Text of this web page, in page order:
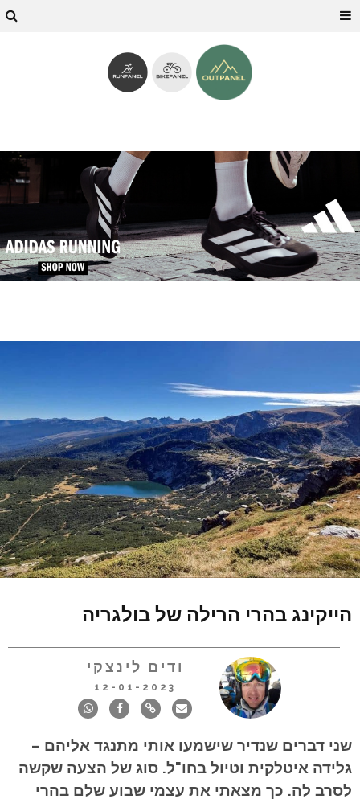
הייקינג בהרי הרילה של בולגריה
ודים לינצקי
12-01-2023
שני דברים שנדיר שישמעו אותי מתנגד אליהם –
גלידה איטלקית וטיול בחו"ל. סוג של הצעה שקשה
לסרב לה. כך מצאתי את עצמי שבוע שלם בהרי